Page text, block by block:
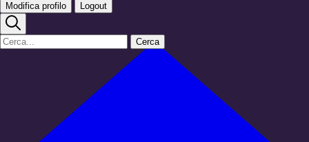
Modifica profilo Logout
Cerca